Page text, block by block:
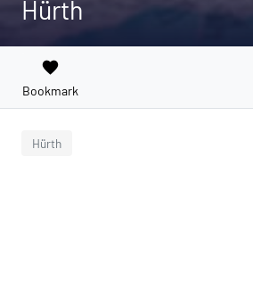
Hürth
favorite
Bookmark
Hürth